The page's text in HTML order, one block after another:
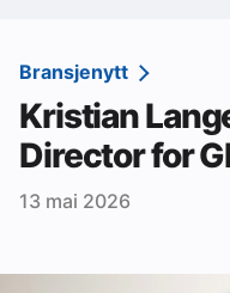
Sanitær
Ventilasjon
Varme og energi
Bransjenytt
Kristian
Director for
13 mai 2026